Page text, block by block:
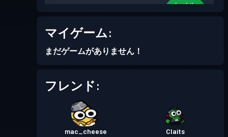
レベル
バトルパスSeason 7
バトルパス
バトルパスSeason 5
レベル
マイゲーム:
まだゲームがありません！
フレンド:
mac_cheese Claits